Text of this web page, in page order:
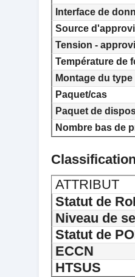
Interface de
Source
Tension -
Température de
Montage du type
Paquet/cas
Paquet de
Nombre bas de
ATTRIBUT
Statut de
Niveau de
Statut de
ECCN
HTSUS